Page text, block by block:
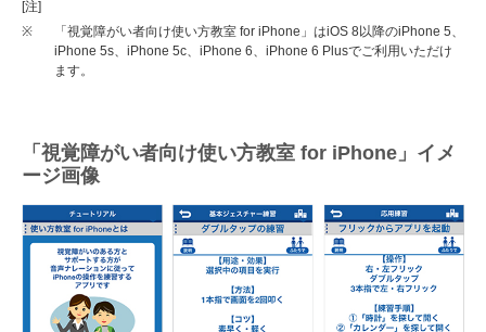
[注]
※
「視覚障がい者向け使い方教室 for iPhone」はiOS 8以降のiPhone 5、
iPhone 5s、iPhone 5c、iPhone 6、iPhone 6 Plusでご利用いただけ
ます。
「視覚障がい者向け使い方教室 for iPhone」イメ
ージ画像